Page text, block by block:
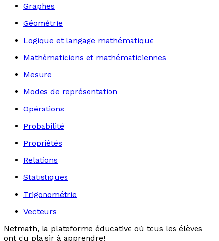
Graphes
Géométrie
Logique et langage mathématique
Mathématiciens et mathématiciennes
Mesure
Modes de représentation
Opérations
Probabilité
Propriétés
Relations
Statistiques
Trigonométrie
Vecteurs
Netmath, la plateforme éducative où tous les élèves
ont du plaisir à apprendre!